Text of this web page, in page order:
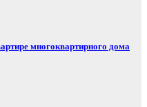
многоквартирного дома